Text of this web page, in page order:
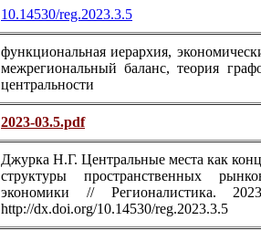
10.14530/reg.2023.3.5
функциональная иерархия,
межрегиональный баланс, теория
центральности
2023-03.5.pdf
Джурка Н.Г. Центральные места как
структуры пространственных
экономики //
http://dx.doi.org/10.14530/reg.2023.3.5